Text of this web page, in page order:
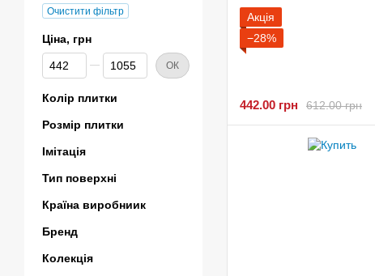
Акція
−28%
612.00 грн
442.00 грн
Очистити фільтр
Ціна, грн
Від Ціна, грн
До Ціна, грн ОК
Колір плитки
Розмір плитки
Імітація
Тип поверхні
Країна виробниик
Бренд
Колекція